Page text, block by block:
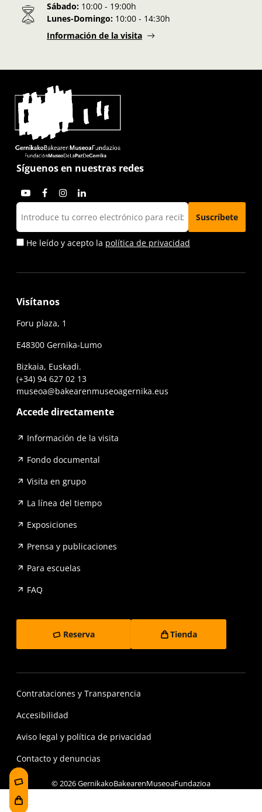
Sábado: 10:00 - 19:00h
Lunes-Domingo: 10:00 - 14:30h
Información de la visita
Síguenos en nuestras redes
He leído y acepto la política de privacidad
Visítanos
Foru plaza, 1
E48300 Gernika-Lumo
Bizkaia, Euskadi.
(+34) 94 627 02 13
museoa@bakearenmuseoagernika.eus
Accede directamente
Información de la visita
Fondo documental
Visita en grupo
La línea del tiempo
Exposiciones
Prensa y publicaciones
Para escuelas
FAQ
Reserva Tienda
Contrataciones y Transparencia
Accesibilidad
Aviso legal y política de privacidad
Contacto y denuncias
© 2026 GernikakoBakearenMuseoaFundazioa